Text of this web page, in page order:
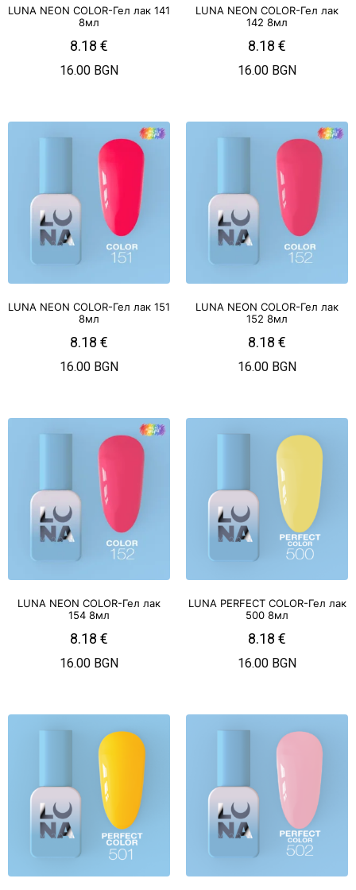
LUNA NEON COLOR-Гел лак 141
8мл
8.18 €
16.00 BGN
LUNA NEON COLOR-Гел лак
142 8мл
8.18 €
16.00 BGN
LUNA NEON COLOR-Гел лак 151
8мл
8.18 €
16.00 BGN
LUNA NEON COLOR-Гел лак
152 8мл
8.18 €
16.00 BGN
LUNA NEON COLOR-Гел лак
154 8мл
8.18 €
16.00 BGN
LUNA PERFECT COLOR-Гел лак
500 8мл
8.18 €
16.00 BGN